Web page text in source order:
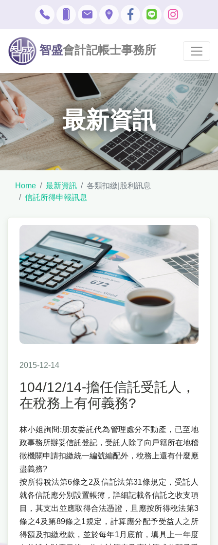
智盛會計記帳士事務所
最新資訊
Home 最新資訊
各類扣繳|股利訊息
信託所得申報訊息
2015-12-14
104/12/14-擔任信託受託人，
在稅務上有何義務?
林小姐詢問:朋友委託代為管理處分不動產，已至地
政事務所辦妥信託登記，受託人除了向戶籍所在地稽
徵機關申請扣繳統一編號編配外，稅務上還有什麼應
盡義務?
按所得稅法第6條之2及信託法第31條規定，受託人
就各信託應分別設置帳簿，詳細記載各信託之收支項
目，其支出並應取得合法憑證，且應按所得稅法第3
條之4及第89條之1規定，計算應分配予受益人之所
得額及扣繳稅款，並於每年1月底前，填具上一年度